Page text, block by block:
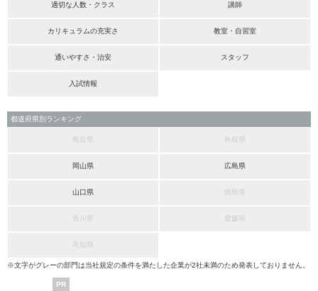
適切な人数・クラス 講師
カリキュラムの充実さ 教室・自習室
通いやすさ・治安 スタッフ
入試情報
都道府県別ランキング
鳥取県 島根県
岡山県 広島県
山口県 徳島県
香川県 愛媛県
高知県
※文字がグレーの部門は当社規定の条件を満たした企業が2社未満のため発表しておりません。
PR